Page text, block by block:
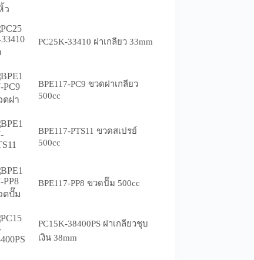
PC25K-33410 ฝาเกลียว 33mm
BPE117-PC9 ขวดฝาเกลียว
500cc
BPE117-PTS11 ขวดสเปรย์
500cc
BPE117-PP8 ขวดปั๊ม 500cc
PC15K-38400PS ฝาเกลียวชุบ
เงิน 38mm